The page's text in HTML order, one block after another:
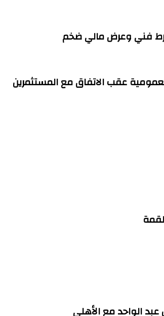
فني وعرض مالي ضخم
عقب الاتفاق مع المستثمرين
الواحد مع الأهلي